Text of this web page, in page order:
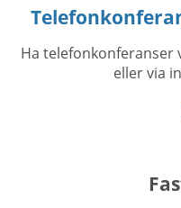
Ha telefonkonferanser
eller via